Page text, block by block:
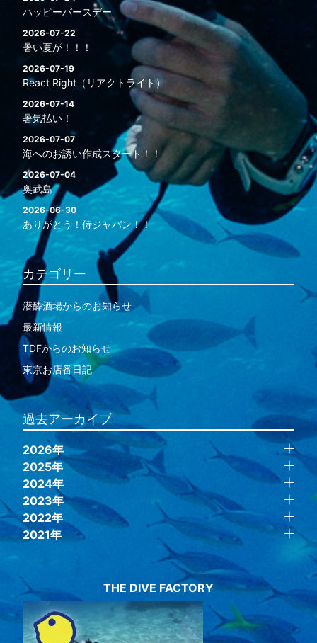
ハッピーバースデー
2026-07-22
暑い夏が！！！
2026-07-19
React Right（リアクトライト）
2026-07-14
暑気払い！
2026-07-07
海へのお誘い作成スタート！！
2026-07-04
奥武島
2026-06-30
ありがとう！侍ジャパン！！
カテゴリー
潜酔酒場からのお知らせ
最新情報
TDFからのお知らせ
東京お店番日記
過去アーカイブ
2026年
2025年
2024年
2023年
2022年
2021年
THE DIVE FACTORY